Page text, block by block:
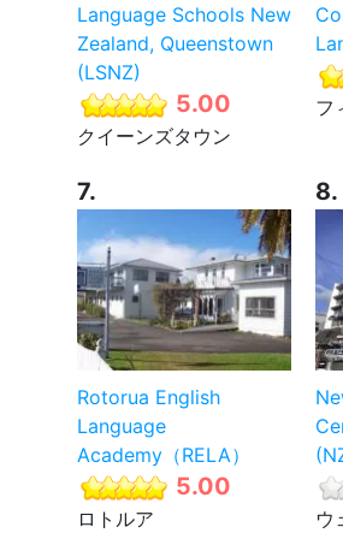
Language Schools New
Zealand, Queenstown
(LSNZ)
5.00
クイーンズタウン
フ
7.
Rotorua English
Language
Academy（RELA）
5.00
ロトルア
8.
ウ